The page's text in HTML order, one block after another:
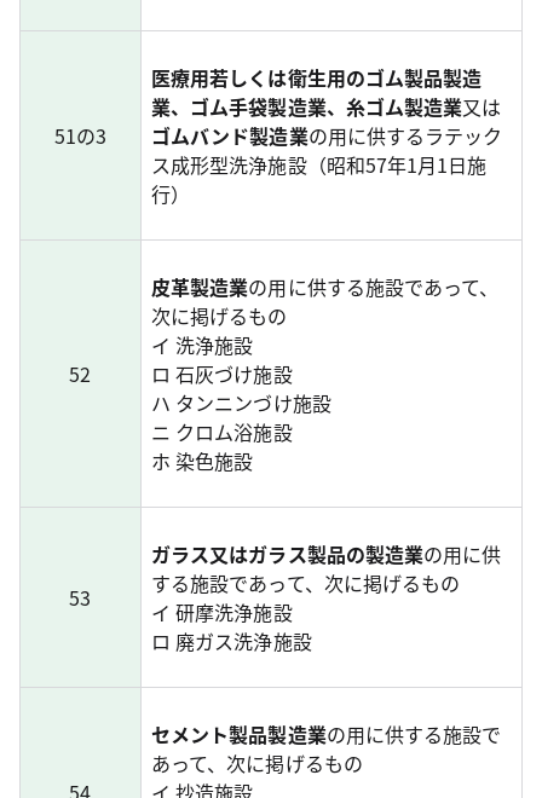
51の3
医療用若しくは衛生用のゴム製品製造
業、ゴム手袋製造業、糸ゴム製造業又は
ゴムバンド製造業の用に供するラテック
ス成形型洗浄施設（昭和57年1月1日施
行）
52
皮革製造業の用に供する施設であって、
次に掲げるもの
イ 洗浄施設
ロ 石灰づけ施設
ハ タンニンづけ施設
ニ クロム浴施設
ホ 染色施設
53
ガラス又はガラス製品の製造業の用に供
する施設であって、次に掲げるもの
イ 研摩洗浄施設
ロ 廃ガス洗浄施設
54
セメント製品製造業の用に供する施設で
あって、次に掲げるもの
イ 抄造施設